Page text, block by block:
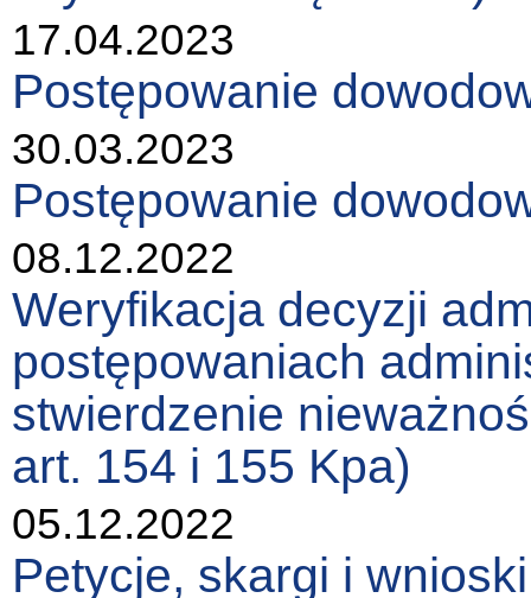
17.04.2023
Postępowanie
30.03.2023
Postępowanie
08.12.2022
Weryfikacja decyzji
postępowaniach
stwierdzenie
art. 154 i 155 Kpa)
05.12.2022
Petycje, skargi i